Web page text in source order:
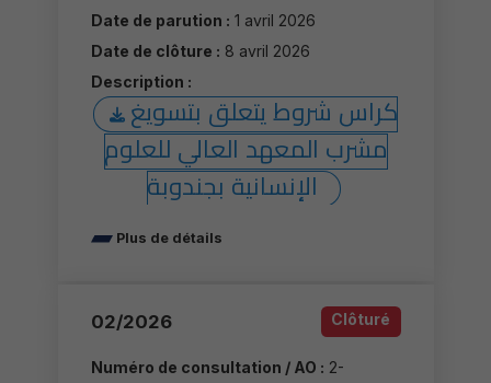
Date de parution : 1 avril 2026
Date de clôture : 8 avril 2026
Description :
كراس شروط يتعلق بتسويغ
مشرب المعهد العالي للعلوم
Plus de détails
02/2026 Clôturé
Numéro de consultation / AO : 2-